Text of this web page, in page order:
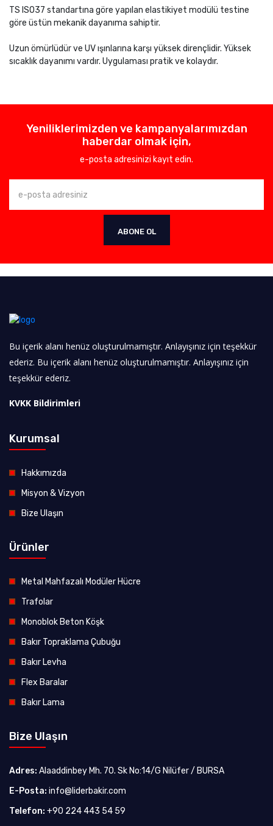
TS ISO37 standartına göre yapılan elastikiyet modülü testine
göre üstün mekanik dayanıma sahiptir.
Uzun ömürlüdür ve UV ışınlarına karşı yüksek dirençlidir. Yüksek
sıcaklık dayanımı vardır. Uygulaması pratik ve kolaydır.
Yeniliklerimizden ve kampanyalarımızdan
haberdar olmak için,
e-posta adresinizi kayıt edin.
ABONE OL
Bu içerik alanı henüz oluşturulmamıştır. Anlayışınız için teşekkür
ederiz. Bu içerik alanı henüz oluşturulmamıştır. Anlayışınız için
teşekkür ederiz.
KVKK Bildirimleri
Kurumsal
Hakkımızda
Misyon & Vizyon
Bize Ulaşın
Ürünler
Metal Mahfazalı Modüler Hücre
Trafolar
Monoblok Beton Köşk
Bakır Topraklama Çubuğu
Bakır Levha
Flex Baralar
Bakır Lama
Bize Ulaşın
Adres: Alaaddinbey Mh. 70. Sk No:14/G Nilüfer / BURSA
E-Posta: info@liderbakir.com
Telefon: +90 224 443 54 59